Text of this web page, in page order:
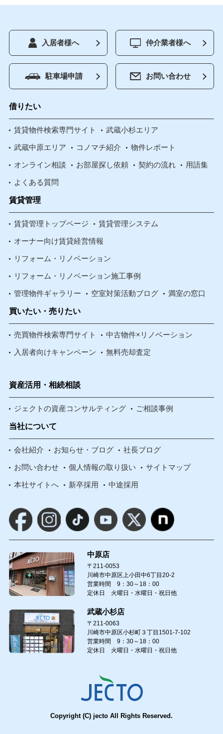
入居者様へ 仲介業者様へ
駐車場申請 お問い合わせ
借りたい
賃貸物件検索専門サイト 武蔵小杉エリア
武蔵中原エリア コノマチ紹介 物件レポート
オンライン相談 お部屋探し依頼 契約の流れ 用語集
よくある質問
賃貸管理
賃貸管理トップページ 賃貸管理システム
オーナー向け賃貸経営情報
リフォーム・リノベーション
リフォーム・リノベーション施工事例
管理物件ギャラリー 空室対策活動ブログ 満室の窓口
買いたい・売りたい
売買物件検索専門サイト 中古物件×リノベーション
入居者向けキャンペーン 無料売却査定
資産活用・相続相談
ジェクトの資産コンサルティング ご相談事例
当社について
会社紹介 お知らせ・ブログ 社長ブログ
お問い合わせ 個人情報の取り扱い サイトマップ
本社サイトへ 新卒採用 中途採用
中原店
〒211-0053
川崎市中原区上小田中6丁目20-2
営業時間 9：30～18：00
定休日 火曜日・水曜日・祝日他
武蔵小杉店
〒211-0063
川崎市中原区小杉町３丁目1501-7-102
営業時間 9：30～18：00
定休日 火曜日・水曜日・祝日他
Copyright (C) jecto All Rights Reserved.